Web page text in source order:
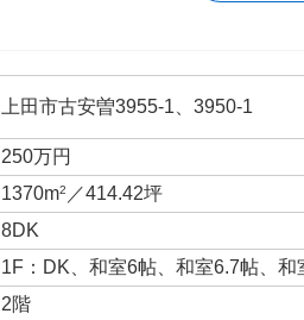
上田市古安曽3955-1、3950-1
250万円
1370m2 ／414.42坪
8DK
1F：DK、和室6帖、和室6.7帖、
2階